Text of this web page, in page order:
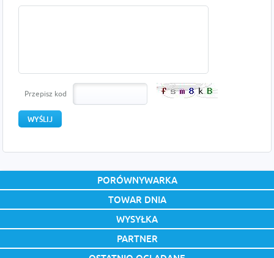
Przepisz kod
PORÓWNYWARKA
TOWAR DNIA
WYSYŁKA
PARTNER